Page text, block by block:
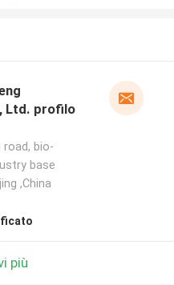
Ltd. profilo
road, bio-
base
,China
più